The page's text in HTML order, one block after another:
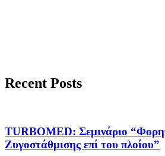
Recent Posts
TURBOMED: Σεμινάριο
Ζυγοστάθμισης επί του πλοίου”